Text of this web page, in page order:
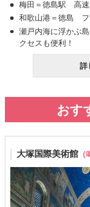
梅田＝徳島駅 高速
和歌山港＝徳島 フ
瀬戸内海に浮かぶ
クセスも便利！
詳
おす
大塚国際美術館 （